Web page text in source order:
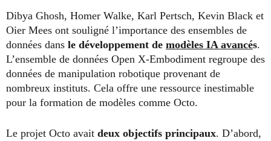
Dibya Ghosh, Homer Walke, Karl Pertsch, Kevin Black et
Oier Mees ont souligné l’importance des ensembles de
données dans le développement de modèles IA avancés.
L’ensemble de données Open X-Embodiment regroupe des
données de manipulation robotique provenant de
nombreux instituts. Cela offre une ressource inestimable
pour la formation de modèles comme Octo.
Le projet Octo avait deux objectifs principaux. D’abord,